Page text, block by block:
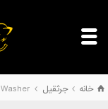
خانه جرثقیل Washer